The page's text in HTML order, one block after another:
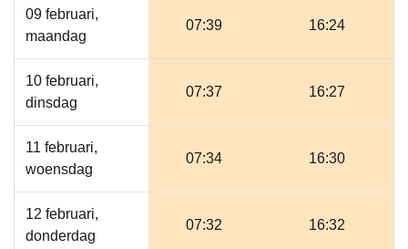
09 februari,
maandag
07:39 16:24
10 februari,
dinsdag
07:37 16:27
11 februari,
woensdag
07:34 16:30
12 februari,
donderdag
07:32 16:32